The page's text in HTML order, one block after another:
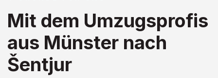
Mit dem Umzugsprofis
aus Münster nach
Šentjur